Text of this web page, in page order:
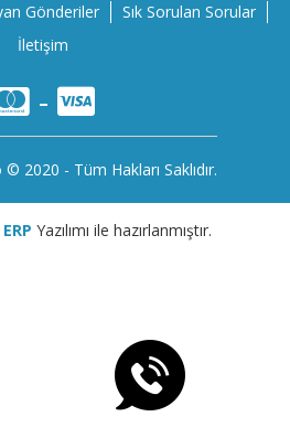
Gönderiler
Sık Sorulan Sorular
İletişim
-
2020 - Tüm Hakları Saklıdır.
ERP Yazılımı ile hazırlanmıştır.